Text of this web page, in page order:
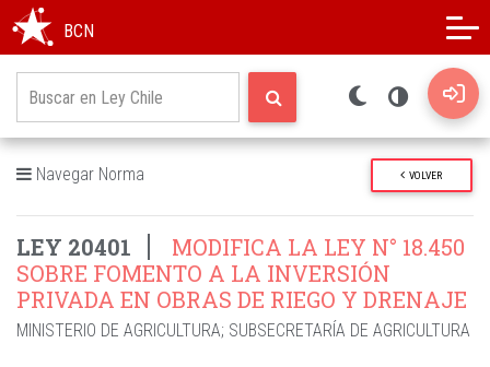
BCN
Navegar Norma VOLVER
LEY 20401
MODIFICA LA LEY N° 18.450
SOBRE FOMENTO A LA INVERSIÓN
PRIVADA EN OBRAS DE RIEGO Y DRENAJE
MINISTERIO DE AGRICULTURA; SUBSECRETARÍA DE AGRICULTURA